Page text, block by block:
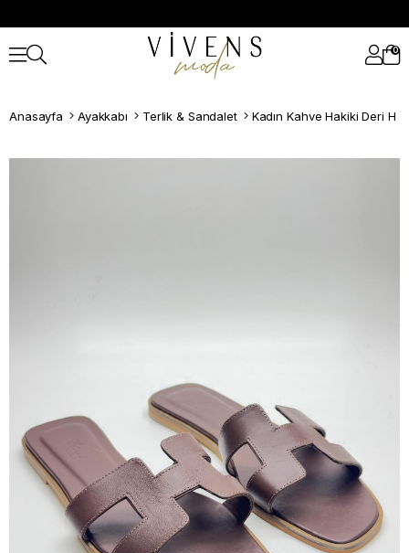
0
Anasayfa Ayakkabı Terlik & Sandalet Kadın Kahve Hakiki Deri H